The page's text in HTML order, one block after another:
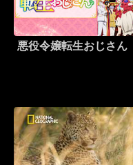
悪役令嬢転生おじさん